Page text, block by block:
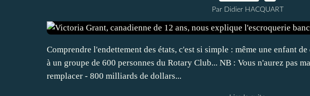
Par Didier HACQUART
Comprendre l'endettement des états, c'est si simple : même une enfant
à un groupe de 600 personnes du Rotary Club... NB : Vous n'aurez pas
remplacer - 800 milliards de dollars...